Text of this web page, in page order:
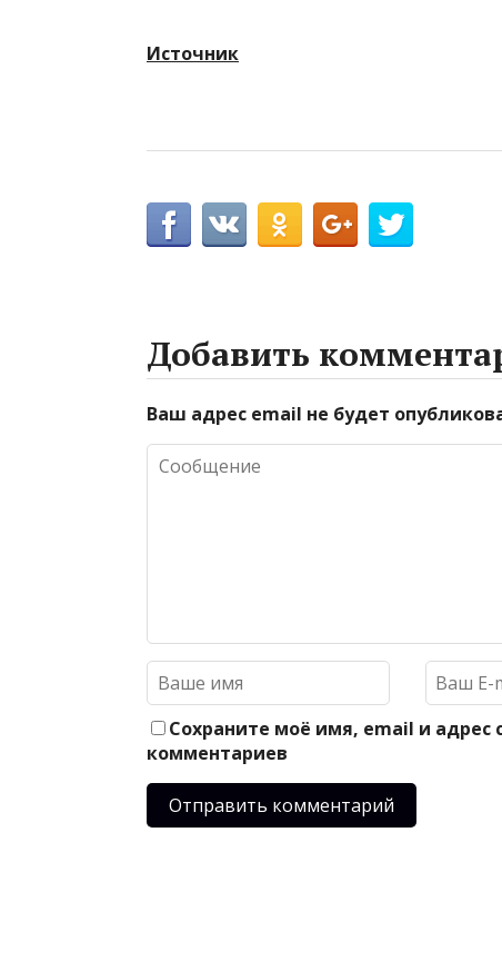
Источник
Добавить
Ваш адрес email не будет
Сохраните моё имя, email и
комментариев